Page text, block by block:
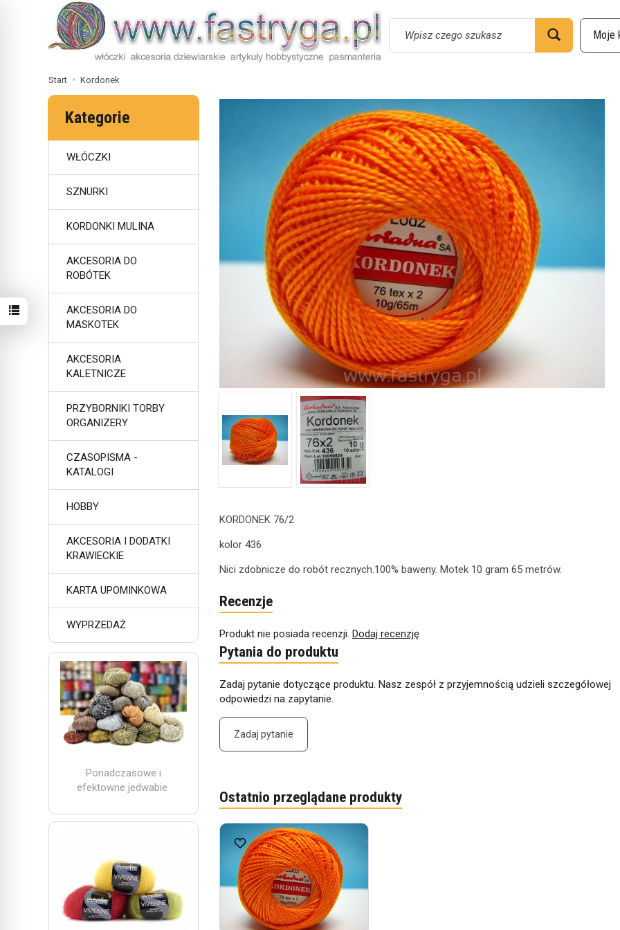
Wyszukaj
Start Kordonek
KORDONEK 76/2
kolor 436
Nici zdobnicze do robót recznych.100% baweny. Motek 10 gram 65 metrów.
Recenzje
Produkt nie posiada recenzji. Dodaj recenzję
Pytania do produktu
Zadaj pytanie dotyczące produktu. Nasz zespół z przyjemnością udzieli szczegółowej
odpowiedzi na zapytanie.
Zadaj pytanie
Ostatnio przeglądane produkty
Kategorie
WŁÓCZKI
SZNURKI
KORDONKI MULINA
AKCESORIA DO
ROBÓTEK
AKCESORIA DO
MASKOTEK
AKCESORIA
KALETNICZE
PRZYBORNIKI TORBY
ORGANIZERY
CZASOPISMA -
KATALOGI
HOBBY
AKCESORIA I DODATKI
KRAWIECKIE
KARTA UPOMINKOWA
WYPRZEDAŻ
Ponadczasowe i
efektowne jedwabie